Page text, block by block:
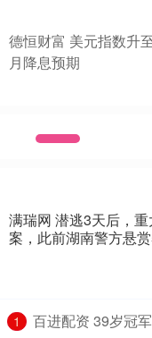
德恒财富 美元指数升
月降息预期
满瑞网 潜逃3天后，
案，此前湖南警方悬
1 百进配资 39岁冠